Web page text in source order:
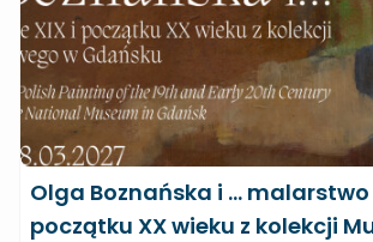
Olga Boznańska i … malarstwo
początku XX wieku z kolekcji